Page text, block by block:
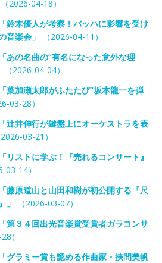
（2026-04-18）
鈴木優人が考察！バッハに影響を受け
音楽会」
（2026-04-11）
あの名曲の“有名になった意外な理
（2026-04-04）
葉加瀬太郎がふたたび“坂本龍一を弾
03-28）
辻井伸行が鍵盤上にオーケストラを表
2026-03-21）
リストに学ぶ！『売れるコンサート』
03-14）
藤原道山と山田和樹が初公開する『尺
」
（2026-03-07）
第３４回出光音楽賞受賞者ガラコンサ
）
グラミー賞も認める作曲家・挾間美帆